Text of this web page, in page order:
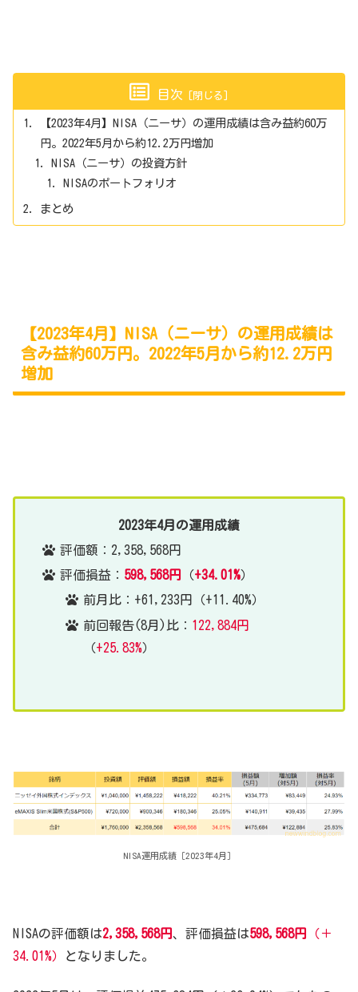
目次
【2023年4月】NISA（ニーサ）の運用成績は含み益約60万
円。2022年5月から約12.2万円増加
NISA（ニーサ）の投資方針
NISAのポートフォリオ
まとめ
【2023年4月】NISA（ニーサ）の運用成績は
含み益約60万円。2022年5月から約12.2万円
増加
2023年4月の運用成績
評価額：2,358,568円
評価損益： 598,568円 （+34.01%）
前月比：+61,233円（+11.40%）
前回報告(8月)比： 122,884円
（+25.83%）
NISA運用成績［2023年4月］
NISAの評価額は2,358,568円、評価損益は598,568円
（＋
34.01%）
となりました。